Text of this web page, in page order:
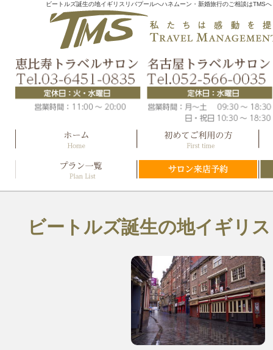
ビートルズ誕生の地イギリスリバプールへハネムーン・新婚旅行のご相談はTMSへ
ビートルズ誕生の地イギリ